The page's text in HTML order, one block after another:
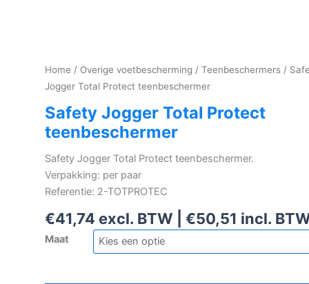
Home / Overige voetbescherming / Teenbeschermers /
Jogger Total Protect teenbeschermer
Safety Jogger Total Protect
teenbeschermer
Safety Jogger Total Protect teenbeschermer.
Verpakking: per paar
Referentie: 2-TOTPROTEC
€41,74 excl. BTW | €50,51 incl.
Maat